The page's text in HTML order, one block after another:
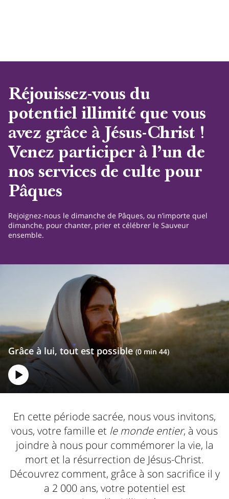
Réjouissez-vous du
potentiel illimité que vous
avez grâce à Jésus-Christ !
Venez participer à l’un de
nos services de culte pour
Pâques
Rejoignez-nous le dimanche de Pâques, ou n’importe quel
dimanche, pour chanter, prier et célébrer le Sauveur
ensemble.
Grâce à lui, tout est possible(0 min 44)
En cette période sacrée, nous vous invitons,
vous, votre famille et le monde entier, à vous
joindre à nous pour commémorer la vie, la
mort et la résurrection de Jésus-Christ.
Découvrez comment, grâce à son sacrifice il y
a 2 000 ans, votre potentiel est